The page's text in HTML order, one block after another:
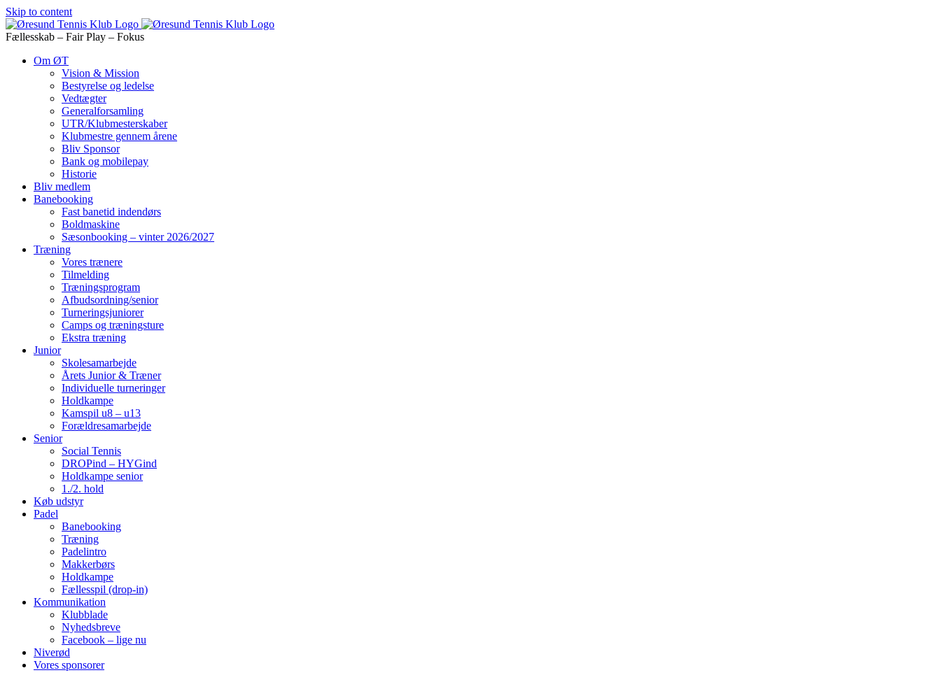
Skip to content
Fællesskab – Fair Play – Fokus
Om ØT
Vision & Mission
Bestyrelse og ledelse
Vedtægter
Generalforsamling
UTR/Klubmesterskaber
Klubmestre gennem årene
Bliv Sponsor
Bank og mobilepay
Historie
Bliv medlem
Banebooking
Fast banetid indendørs
Boldmaskine
Sæsonbooking – vinter 2026/2027
Træning
Vores trænere
Tilmelding
Træningsprogram
Afbudsordning/senior
Turneringsjuniorer
Camps og træningsture
Ekstra træning
Junior
Skolesamarbejde
Årets Junior & Træner
Individuelle turneringer
Holdkampe
Kamspil u8 – u13
Forældresamarbejde
Senior
Social Tennis
DROPind – HYGind
Holdkampe senior
1./2. hold
Køb udstyr
Padel
Banebooking
Træning
Padelintro
Makkerbørs
Holdkampe
Fællesspil (drop-in)
Kommunikation
Klubblade
Nyhedsbreve
Facebook – lige nu
Niverød
Vores sponsorer